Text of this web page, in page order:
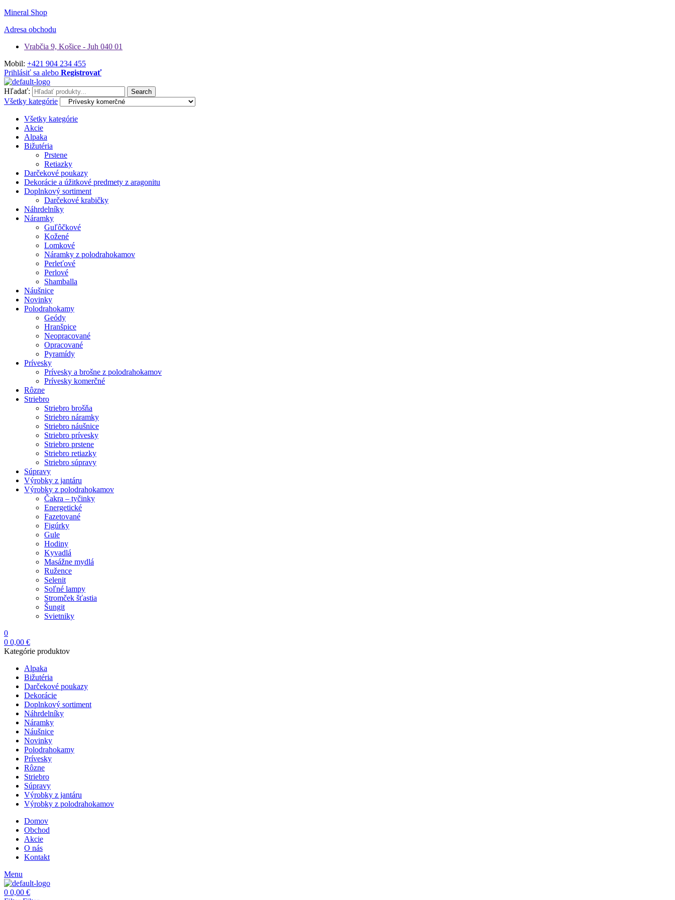
Mineral Shop
Adresa obchodu
Vrabčia 9, Košice - Juh 040 01
Mobil: +421 904 234 455
Prihlásiť sa alebo Registrovať
Hľadať: Search
Všetky kategórie
Všetky kategórie
Akcie
Alpaka
Bižutéria
Prstene
Retiazky
Darčekové poukazy
Dekorácie a úžitkové predmety z aragonitu
Doplnkový sortiment
Darčekové krabičky
Náhrdelníky
Náramky
Guľôčkové
Kožené
Lomkové
Náramky z polodrahokamov
Perleťové
Perlové
Shamballa
Náušnice
Novinky
Polodrahokamy
Geódy
Hranšpice
Neopracované
Opracované
Pyramídy
Prívesky
Prívesky a brošne z polodrahokamov
Prívesky komerčné
Rôzne
Striebro
Striebro brošňa
Striebro náramky
Striebro náušnice
Striebro prívesky
Striebro prstene
Striebro retiazky
Striebro súpravy
Súpravy
Výrobky z jantáru
Výrobky z polodrahokamov
Čakra – tyčinky
Energetické
Fazetované
Figúrky
Gule
Hodiny
Kyvadlá
Masážne mydlá
Ružence
Selenit
Soľné lampy
Stromček šťastia
Šungit
Svietniky
0
0 0,00 €
Kategórie produktov
Alpaka
Bižutéria
Darčekové poukazy
Dekorácie
Doplnkový sortiment
Náhrdelníky
Náramky
Náušnice
Novinky
Polodrahokamy
Prívesky
Rôzne
Striebro
Súpravy
Výrobky z jantáru
Výrobky z polodrahokamov
Domov
Obchod
Akcie
O nás
Kontakt
Menu
0 0,00 €